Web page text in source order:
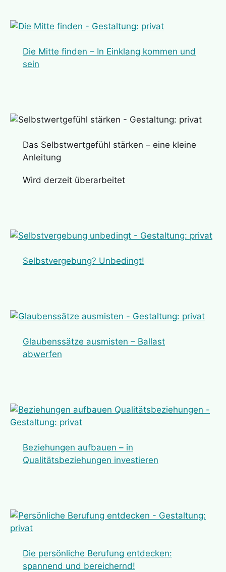
Die Mitte finden – In Einklang kommen und
sein
Das Selbstwertgefühl stärken – eine kleine
Anleitung
Wird derzeit überarbeitet
Selbstvergebung? Unbedingt!
Glaubenssätze ausmisten – Ballast
abwerfen
Beziehungen aufbauen – in
Qualitätsbeziehungen investieren
Die persönliche Berufung entdecken:
spannend und bereichernd!